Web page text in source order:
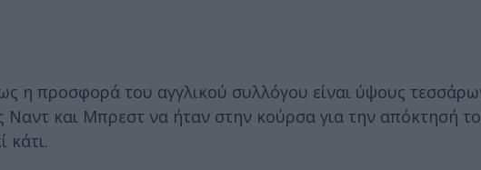
η προσφορά του αγγλικού συλλόγου είναι ύψους
Ναντ και Μπρεστ να ήταν στην κούρσα για την απόκτησή
κάτι.